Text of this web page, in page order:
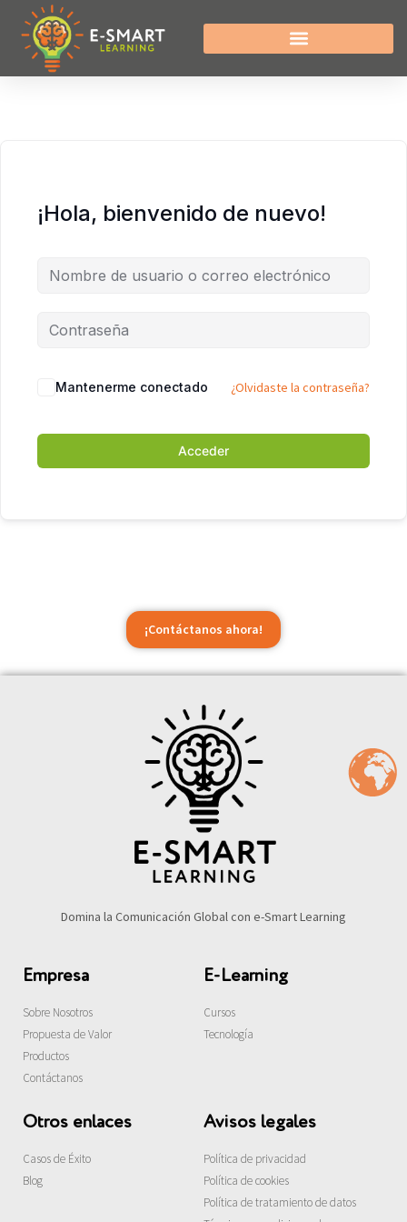
¡Hola, bienvenido de nuevo!
Mantenerme conectado ¿Olvidaste la contraseña?
Acceder
¡Contáctanos ahora!
Domina la Comunicación Global con e-Smart Learning
Empresa
Sobre Nosotros
Propuesta de Valor
Productos
Contáctanos
E-Learning
Cursos
Tecnología
Otros enlaces
Casos de Éxito
Blog
Avisos legales
Política de privacidad
Política de cookies
Política de tratamiento de datos